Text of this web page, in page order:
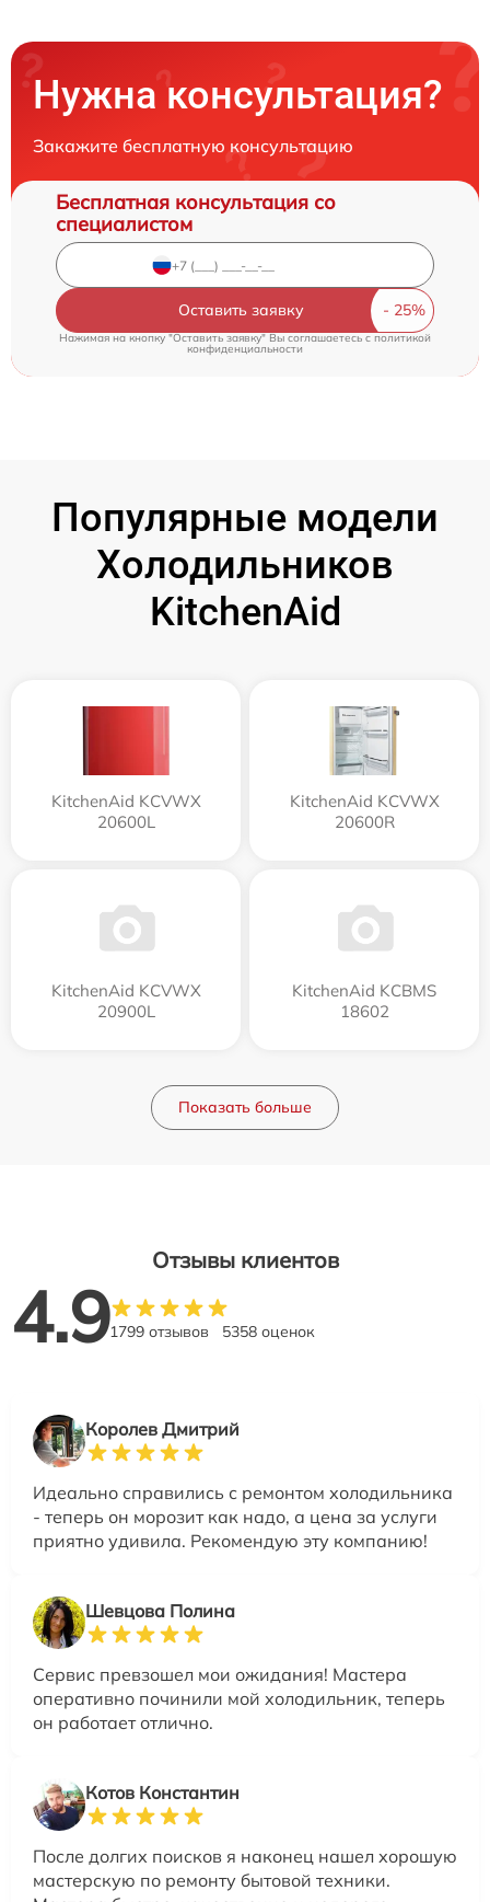
Нужна консультация?
Закажите бесплатную консультацию
Бесплатная консультация со
специалистом
Оставить заявку
Нажимая на кнопку "Оставить заявку" Вы соглашаетесь cполитикой
конфиденциальности
Популярные модели
Холодильников
KitchenAid
KitchenAid KCVWX
20600L
KitchenAid KCVWX
20600R
KitchenAid KCVWX
20900L
KitchenAid KCBMS
18602
Показать больше
Отзывы клиентов
4.91799 отзывов 5358 оценок
Королев Дмитрий
Идеально справились с ремонтом холодильника
- теперь он морозит как надо, а цена за услуги
приятно удивила. Рекомендую эту компанию!
Шевцова Полина
Сервис превзошел мои ожидания! Мастера
оперативно починили мой холодильник, теперь
он работает отлично.
Котов Константин
После долгих поисков я наконец нашел хорошую
мастерскую по ремонту бытовой техники.